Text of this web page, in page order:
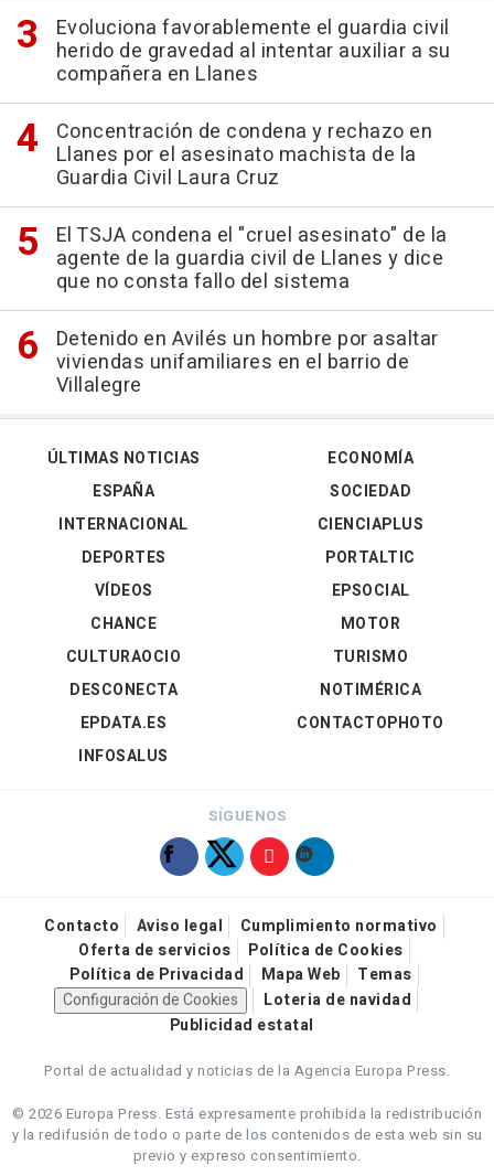
Evoluciona favorablemente el guardia civil
herido de gravedad al intentar auxiliar a su
compañera en Llanes
Concentración de condena y rechazo en
Llanes por el asesinato machista de la
Guardia Civil Laura Cruz
El TSJA condena el "cruel asesinato" de la
agente de la guardia civil de Llanes y dice
que no consta fallo del sistema
Detenido en Avilés un hombre por asaltar
viviendas unifamiliares en el barrio de
Villalegre
ÚLTIMAS NOTICIAS
ESPAÑA
INTERNACIONAL
DEPORTES
VÍDEOS
ECONOMÍA
SOCIEDAD
CIENCIAPLUS
PORTALTIC
EPSOCIAL
CHANCE
CULTURAOCIO
DESCONECTA
EPDATA.ES
INFOSALUS
MOTOR
TURISMO
NOTIMÉRICA
CONTACTOPHOTO
SÍGUENOS
Contacto Aviso legal
Cumplimiento normativo
Oferta de servicios
Política de Cookies
Política de Privacidad
Mapa Web
Temas
Configuración de Cookies
Loteria de navidad
Publicidad estatal
Portal de actualidad y noticias de la Agencia Europa Press.
© 2026 Europa Press. Está expresamente prohibida la redistribución
y la redifusión de todo o parte de los contenidos de esta web sin su
previo y expreso consentimiento.